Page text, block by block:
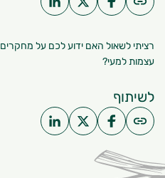
רציתי לשאול האם ידוע לכם על
עצמותלמעי?
לשיתוף